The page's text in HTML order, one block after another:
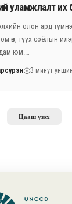
уламжлалт их
олон ард
өв, түүх соёлын
юм.…
3 минут
Цааш үзэх